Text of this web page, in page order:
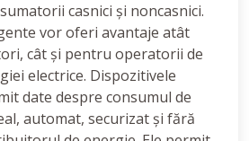
casnici și noncasnici.
vor oferi avantaje atât
cât și pentru operatorii de
electrice. Dispozitivele
date despre consumul de
automat, securizat și fără